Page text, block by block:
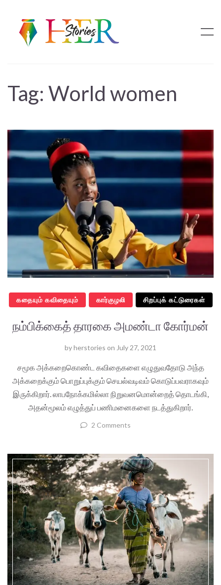
Tag: World women
கதையும் கவிதையும் கார்குழலி சிறப்புக் கட்டுரைகள்
நம்பிக்கைத் தாரகை அமண்டா கோர்மன்
byherstories on July 27, 2021
சமூக அக்கறைகொண்ட கவிதைகளை எழுதுவதோடு அந்த
அக்கறைக்கும் பொறுப்புக்கும் செயல்வடிவம் கொடுப்பவராகவும்
இருக்கிறார். லாபநோக்கமில்லா நிறுவனமொன்றைத் தொடங்கி,
அதன்மூலம் எழுத்துப் பணிமனைகளை நடத்துகிறார்.
2 Comments